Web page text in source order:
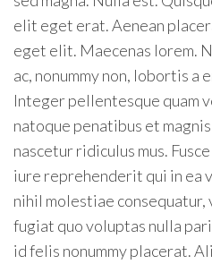
elit eget erat. Aenean
eget elit. Maecenas lorem.
ac, nonummy non, lobortis a
Integer pellentesque quam
natoque penatibus et
nascetur ridiculus mus.
iure reprehenderit qui in ea
nihil molestiae consequatur,
fugiat quo voluptas nulla
id felis nonummy placerat.